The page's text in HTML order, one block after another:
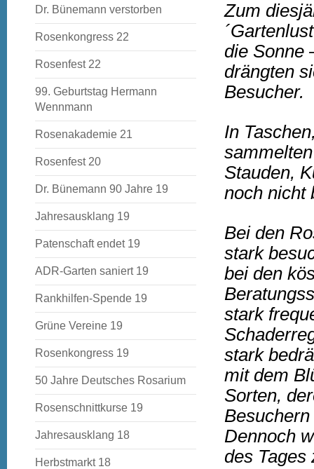
Dr. Bünemann verstorben
Rosenkongress 22
Rosenfest 22
99. Geburtstag Hermann
Wennmann
Rosenakademie 21
Rosenfest 20
Dr. Bünemann 90 Jahre 19
Jahresausklang 19
Patenschaft endet 19
ADR-Garten saniert 19
Rankhilfen-Spende 19
Grüne Vereine 19
Rosenkongress 19
50 Jahre Deutsches Rosarium
Rosenschnittkurse 19
Jahresausklang 18
Herbstmarkt 18
Zum
die Sonne
drängten
Besucher.
In
Stauden,
noch nicht
Bei den
stark
bei den
stark
stark
mit dem
Sorten,
Dennoch
des Tages